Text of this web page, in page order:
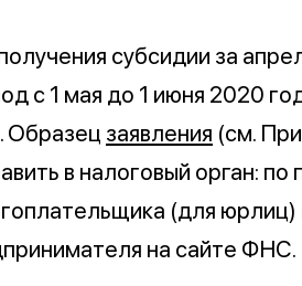
субсидии за
с 1 мая до 1 июня 2020
Образец заявления (см.
в налоговый орган:
(для юрлиц)
на сайте ФНС.